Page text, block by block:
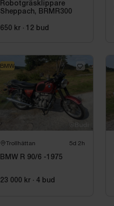
Robotgräsklippare
Sheppach, BRMR300
650 kr · 12 bud
Trollhättan 5d 2h
BMW R 90/6 -1975
23 000 kr · 4 bud
BMW